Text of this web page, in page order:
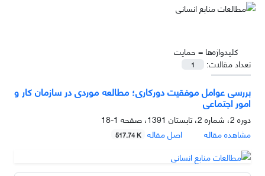
کلیدواژه‌ها = حمایت
تعداد مقالات:
1
بررسی عوامل موفقیت دورکاری؛ مطالعه موردی در سازمان کار و
امور اجتماعی
دوره 2، شماره 2، تابستان 1391، صفحه
1-18
مشاهده مقاله
اصل مقاله 517.74 K